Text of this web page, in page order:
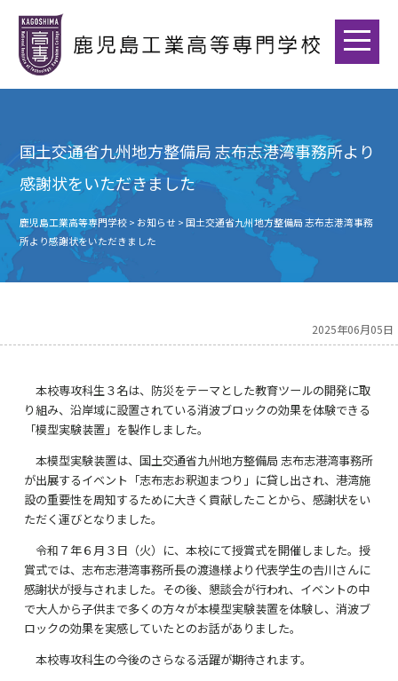
国土交通省九州地方整備局 志布志港湾事務所より
感謝状をいただきました
鹿児島工業高等専門学校> お知らせ >国土交通省九州地方整備局 志布志港湾事務
所より感謝状をいただきました
2025年06月05日
本校専攻科生３名は、防災をテーマとした教育ツールの開発に取
り組み、沿岸域に設置されている消波ブロックの効果を体験できる
「模型実験装置」を製作しました。
本模型実験装置は、国土交通省九州地方整備局 志布志港湾事務所
が出展するイベント「志布志お釈迦まつり」に貸し出され、港湾施
設の重要性を周知するために大きく貢献したことから、感謝状をい
ただく運びとなりました。
令和７年６月３日（火）に、本校にて授賞式を開催しました。授
賞式では、志布志港湾事務所長の渡邉様より代表学生の𠮷川さんに
感謝状が授与されました。その後、懇談会が行われ、イベントの中
で大人から子供まで多くの方々が本模型実験装置を体験し、消波ブ
ロックの効果を実感していたとのお話がありました。
本校専攻科生の今後のさらなる活躍が期待されます。